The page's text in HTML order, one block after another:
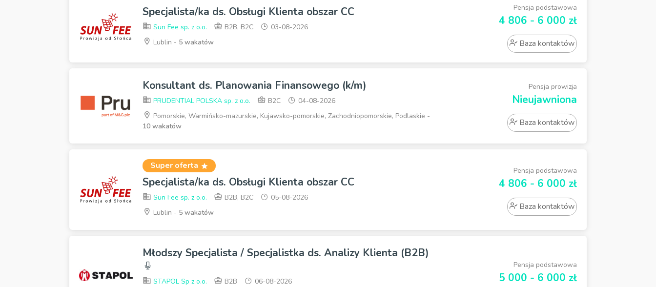
Specjalista/ka ds. Obsługi Klienta obszar CC
Sun Fee sp. z o.o. B2B, B2C
03-08-2026
Lublin - 5 wakatów
Pensja podstawowa
4 806 - 6 000 zł
Baza kontaktów
Konsultant ds. Planowania Finansowego (k/m)
PRUDENTIAL POLSKA sp. z o.o. B2C
04-08-2026
Pomorskie, Warmińsko-mazurskie, Kujawsko-pomorskie, Zachodniopomorskie, Podlaskie -
10 wakatów
Pensja prowizja
Nieujawniona
Baza kontaktów
Super oferta
Specjalista/ka ds. Obsługi Klienta obszar CC
Sun Fee sp. z o.o. B2B, B2C
05-08-2026
Lublin - 5 wakatów
Pensja podstawowa
4 806 - 6 000 zł
Baza kontaktów
Młodszy Specjalista / Specjalistka ds. Analizy Klienta (B2B)
STAPOL Sp z o.o. B2B
06-08-2026
Pensja podstawowa
5 000 - 6 000 zł